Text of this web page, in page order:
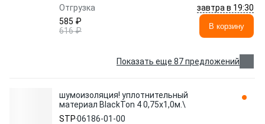
Отгрузка
завтра в 19:30
585 ₽
616 ₽
В корзину
Показать еще 87 предложений
шумоизоляция! уплотнительный
материал BlackTon 4 0,75х1,0м.\
STP06186-01-00